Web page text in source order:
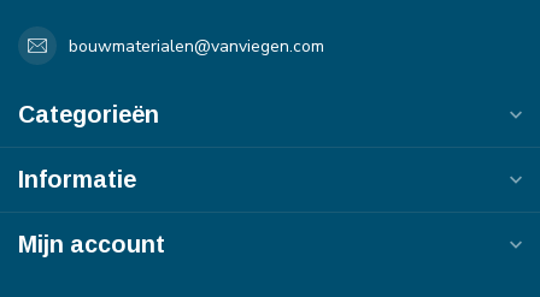
bouwmaterialen@vanviegen.com
Categorieën
Informatie
Mijn account